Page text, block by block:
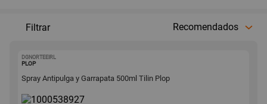
Filtrar Recomendados
DGNORTEEIRL
PLOP
Spray Antipulga y Garrapata 500ml Tilin Plop